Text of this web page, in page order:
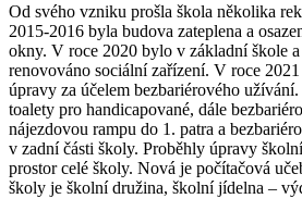
Od svého vzniku prošla škola několika
2015-2016 byla budova zateplena a
okny. V roce 2020 bylo v základní škole a
renovováno sociální zařízení. V roce
úpravy za účelem bezbariérového
toalety pro handicapované, dále
nájezdovou rampu do 1. patra a
v zadní části školy. Proběhly úpravy
prostor celé školy. Nová je počítačová
školy je školní družina, školní jídelna –